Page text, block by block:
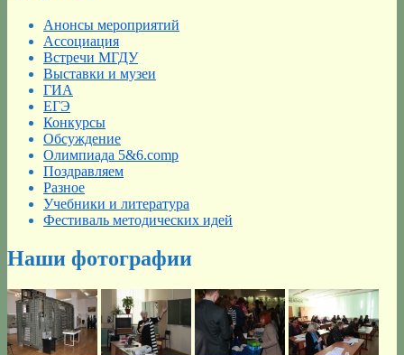
информатике»
Анонсы мероприятий
Ассоциация
Встречи МГДУ
Выставки и музеи
ГИА
ЕГЭ
Конкурсы
Обсуждение
Олимпиада 5&6.comp
Поздравляем
Разное
Учебники и литература
Фестиваль методических идей
Наши фотографии